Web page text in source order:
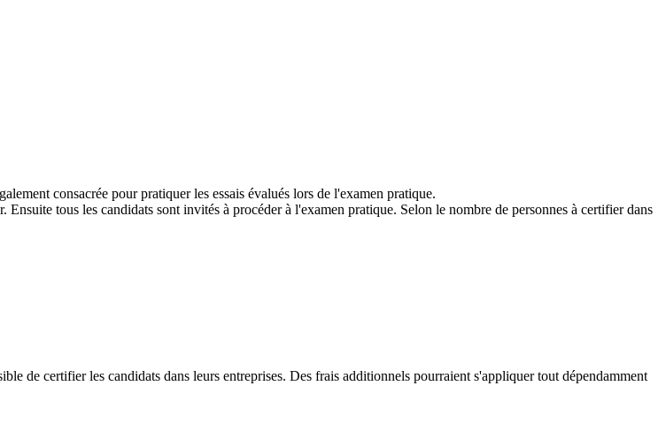
consacrée pour pratiquer les essais évalués lors de l'examen pratique.
tous les candidats sont invités à procéder à l'examen pratique. Selon le nombre de personnes à certifier dans
de certifier les candidats dans leurs entreprises. Des frais additionnels pourraient s'appliquer tout dépendamment